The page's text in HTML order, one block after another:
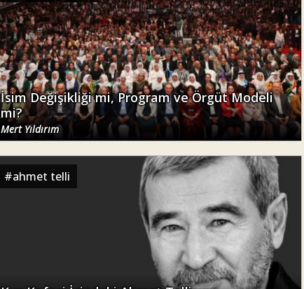
İsim Değişikliği mi, Program ve Örgüt Modeli
mi?
Mert Yıldırım
#ahmet telli